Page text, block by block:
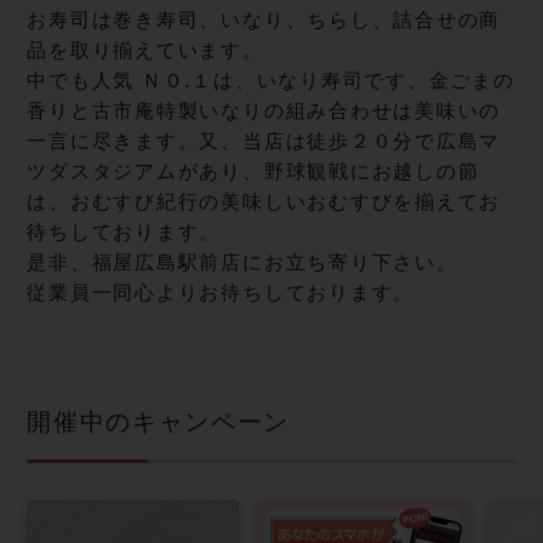
お寿司は巻き寿司、いなり、ちらし、詰合せの商
品を取り揃えています。
中でも人気 Ｎ０.１は、いなり寿司です、金ごまの
香りと古市庵特製いなりの組み合わせは美味いの
一言に尽きます。又、当店は徒歩２０分で広島マ
ツダスタジアムがあり、野球観戦にお越しの節
は、おむすび紀行の美味しいおむすびを揃えてお
待ちしております。
是非、福屋広島駅前店にお立ち寄り下さい。
従業員一同心よりお待ちしております。
開催中のキャンペーン